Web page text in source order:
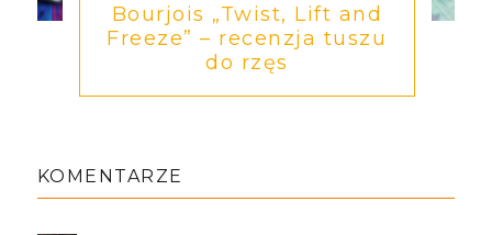
Bourjois „Twist, Lift and
Freeze” – recenzja tuszu
do rzęs
KOMENTARZE